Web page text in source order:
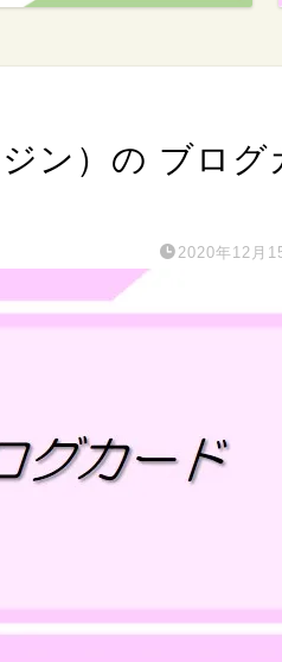
ン）の ブログ
2020年12月